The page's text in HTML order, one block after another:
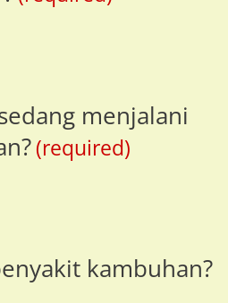
menjalani
(required)
kambuhan?